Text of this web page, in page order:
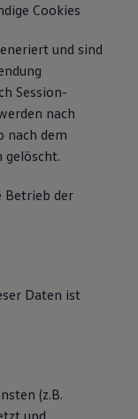
Cookies
und sind
Session-
nach
nach dem
gelöscht.
Betrieb der
Daten ist
(z.B.
und